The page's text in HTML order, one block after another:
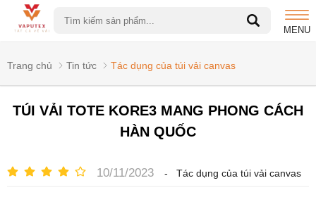
MENU
Trang chủ Tin tức Tác dụng của túi vải canvas
TÚI VẢI TOTE KORE3 MANG PHONG CÁCH
HÀN QUỐC
10/11/2023 - Tác dụng của túi vải canvas